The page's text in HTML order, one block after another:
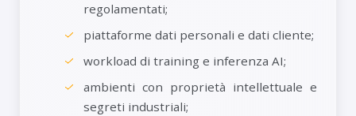
regolamentati;
piattaforme dati personali e dati cliente;
workload di training e inferenza AI;
ambienti con proprietà intellettuale e
segreti industriali;